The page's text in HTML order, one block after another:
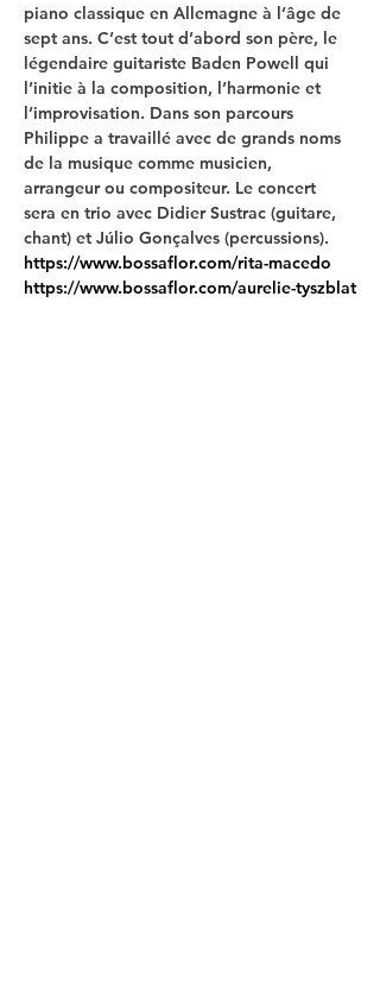
piano classique en Allemagne à l’âge de
sept ans. C’est tout d’abord son père, le
légendaire guitariste Baden Powell qui
l’initie à la composition, l’harmonie et
l’improvisation. Dans son parcours
Philippe a travaillé avec de grands noms
de la musique comme musicien,
arrangeur ou compositeur. Le concert
sera en trio avec Didier Sustrac (guitare,
chant) et Júlio Gonçalves (percussions).
https://www.bossaflor.com/rita-macedo
https://www.bossaflor.com/aurelie-tyszblat